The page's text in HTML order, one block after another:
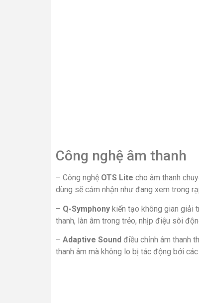
Công nghệ âm thanh
– Công nghệ OTS Lite cho âm thanh
dùng sẽ cảm nhận như đang xem trong
– Q-Symphony kiến tạo không gian giải
thanh, làn âm trong trẻo, nhịp điệu sôi
– Adaptive Sound điều chỉnh âm thanh
thanh âm mà không lo bị tác động bởi